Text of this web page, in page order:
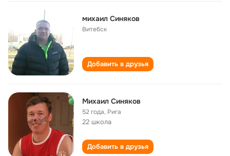
михаил Синяков
Витебск
Добавить в друзья
Михаил Синяков
52 года, Рига
22 школа
Добавить в друзья